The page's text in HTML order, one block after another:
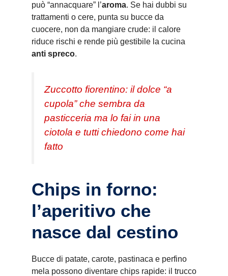
può “annacquare” l’aroma. Se hai dubbi su
trattamenti o cere, punta su bucce da
cuocere, non da mangiare crude: il calore
riduce rischi e rende più gestibile la cucina
anti spreco.
Zuccotto fiorentino: il dolce “a
cupola” che sembra da
pasticceria ma lo fai in una
ciotola e tutti chiedono come hai
fatto
Chips in forno:
l’aperitivo che
nasce dal cestino
Bucce di patate, carote, pastinaca e perfino
mela possono diventare chips rapide: il trucco